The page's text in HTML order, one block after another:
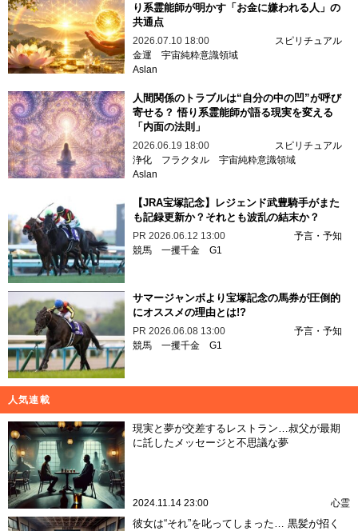
り系霊能師が明かす「お金に嫌われる人」の
共通点
2026.07.10 18:00
スピリチュアル
金運 宇宙純粋意識領域
Aslan
人間関係のトラブルは“自分の中の凹”が呼び
寄せる？ 悟り系霊能師が語る現実を変える
「内面の法則」
2026.06.19 18:00
スピリチュアル
浄化
フラクタル 宇宙純粋意識領域
Aslan
【JRA宝塚記念】レジェンド武豊騎手がまた
も記録更新か？それとも波乱の結末か？
PR 2026.06.12 13:00
予言・予知
競馬 一攫千金 G1
サマージャンボより宝塚記念の馬券が圧倒的
にオススメの理由とは!?
PR 2026.06.08 13:00
予言・予知
競馬 一攫千金 G1
人気連載
現実と夢が交差するレストラン…叔父が最期
に託したメッセージと不思議な夢
2024.11.14 23:00 心霊
彼女は“それ”を叱ってしまった… 黒髪が招く